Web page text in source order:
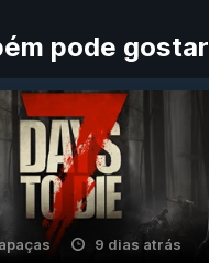
pode gostar
9 dias atrás